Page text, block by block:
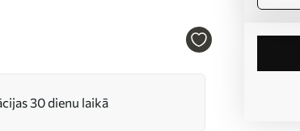
30 dienu laikā